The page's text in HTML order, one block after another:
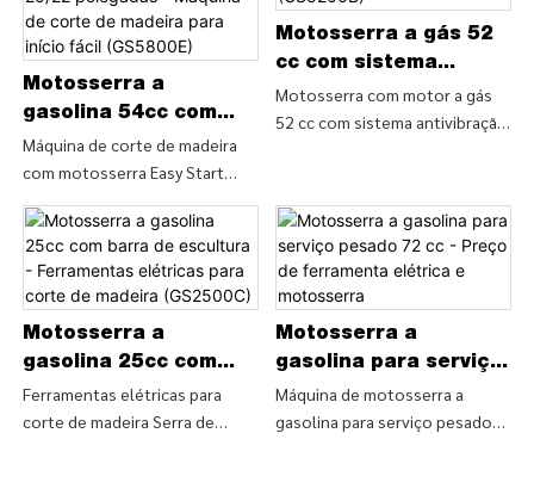
Motosserra a
gasolina 54cc com
barra guia de 20/22
polegadas - Máquina
para início fácil
(GS5800E)
Máquina de corte de madeira
com motosserra Easy Start
gasolina com barra guia de
20/22 polegadas (GS5800E),
encontre detalhes e preço
sobre a ferramenta elétrica
para cortador de grama da Easy
Start Máquina de corte de
madeira com motosserra 54cc
Serra de corrente a gasolina
Motosserra a gás 52
cc com sistema
antivibração
(GS5200B)
Motosserra com motor a gás
52 cc com sistema antivibração
gasolina da motosserra com
motor a gás 52 cc com sistema
antivibração (GS5200B) - CHINA
GTL TOOLS LIMITED
Motosserra a
gasolina 25cc com
barra de escultura -
Ferramentas
Ferramentas elétricas para
corte de madeira Serra de
Motosserra a
gasolina para serviço
pesado 72 cc - Preço
de ferramenta
Máquina de motosserra a
gasolina para serviço pesado